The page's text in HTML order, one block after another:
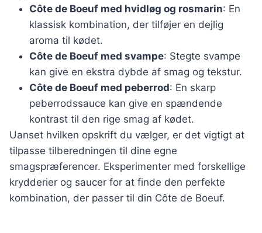
Côte de Boeuf med hvidløg og rosmarin: En
klassisk kombination, der tilføjer en dejlig
aroma til kødet.
Côte de Boeuf med svampe: Stegte svampe
kan give en ekstra dybde af smag og tekstur.
Côte de Boeuf med peberrod: En skarp
peberrodssauce kan give en spændende
kontrast til den rige smag af kødet.
Uanset hvilken opskrift du vælger, er det vigtigt at
tilpasse tilberedningen til dine egne
smagspræferencer. Eksperimenter med forskellige
krydderier og saucer for at finde den perfekte
kombination, der passer til din Côte de Boeuf.